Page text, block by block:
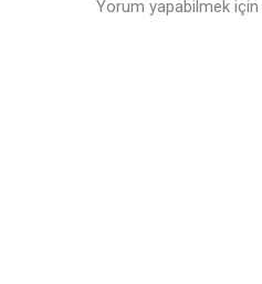
Yorum yapabilmek için